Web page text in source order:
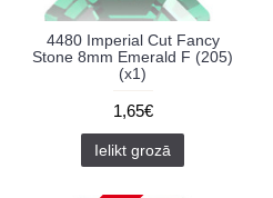
4480 Imperial Cut Fancy
Stone 8mm Emerald F (205)
(x1)
1,65€
Ielikt grozā